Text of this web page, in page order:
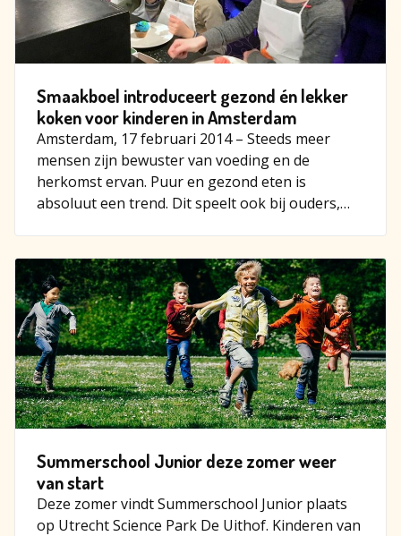
Smaakboel introduceert gezond én lekker
koken voor kinderen in Amsterdam
Amsterdam, 17 februari 2014 – Steeds meer
mensen zijn bewuster van voeding en de
herkomst ervan. Puur en gezond eten is
absoluut een trend. Dit speelt ook bij ouders,
Summerschool Junior deze zomer weer
van start
Deze zomer vindt Summerschool Junior plaats
op Utrecht Science Park De Uithof. Kinderen van